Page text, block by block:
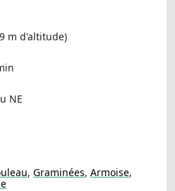
m d'altitude)
NE
, Graminées, Armoise,